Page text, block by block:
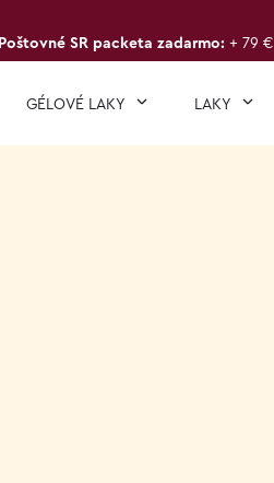
Poštovné SR packeta zadarmo: + 79 €
GÉLOVÉ LAKY LAKY